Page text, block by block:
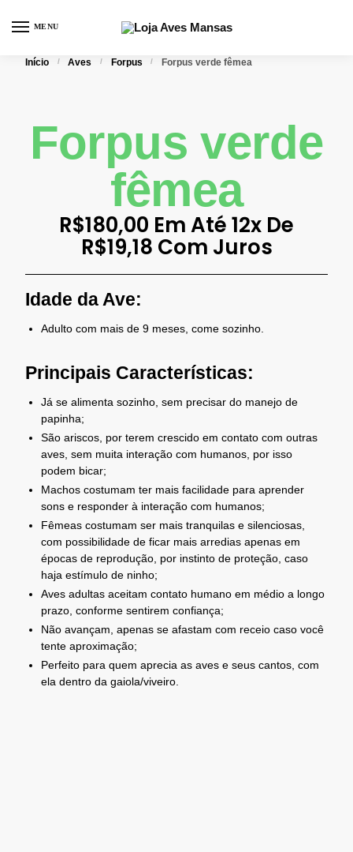
MENU
Início / Aves / Forpus / Forpus verde fêmea
Forpus verde
fêmea
R$180,00 Em Até 12x De
R$19,18 Com Juros
Idade da Ave:
Adulto com mais de 9 meses, come sozinho.
Principais Características:
Já se alimenta sozinho, sem precisar do manejo de
papinha;
São ariscos, por terem crescido em contato com outras
aves, sem muita interação com humanos, por isso
podem bicar;
Machos costumam ter mais facilidade para aprender
sons e responder à interação com humanos;
Fêmeas costumam ser mais tranquilas e silenciosas,
com possibilidade de ficar mais arredias apenas em
épocas de reprodução, por instinto de proteção, caso
haja estímulo de ninho;
Aves adultas aceitam contato humano em médio a longo
prazo, conforme sentirem confiança;
Não avançam, apenas se afastam com receio caso você
tente aproximação;
Perfeito para quem aprecia as aves e seus cantos, com
ela dentro da gaiola/viveiro.